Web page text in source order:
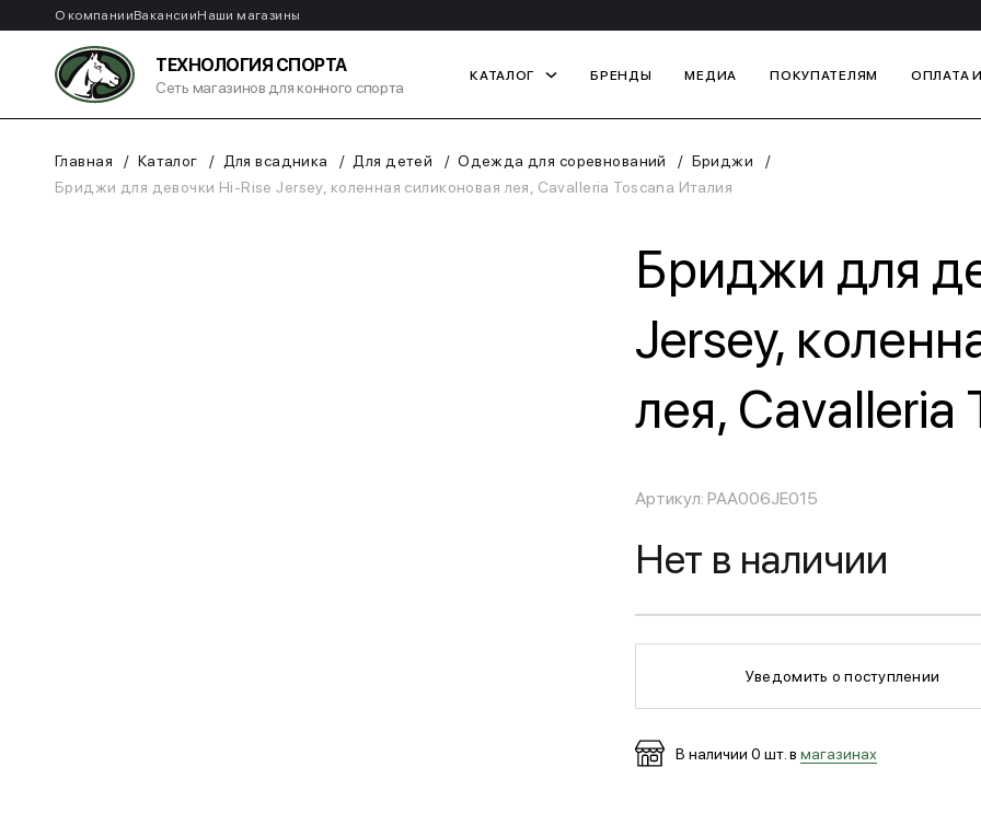
О компанииВакансииНаши магазины
ТЕХНОЛОГИЯ СПОРТА
Сеть магазинов для конного спорта
КАТАЛОГ БРЕНДЫ МЕДИА ПОКУПАТЕЛЯМ ОПЛАТА
Главная Каталог Для всадника Для детей Одежда для соревнований
Бриджи
Бриджи для девочки Hi-Rise Jersey, коленная силиконовая лея, Cavalleria Toscana Италия
Бриджи для
Jersey,
лея, Cavalleria
Артикул: PAA006JE015
Нет в наличии
Уведомить о поступлении
В наличии 0 шт. в магазинах